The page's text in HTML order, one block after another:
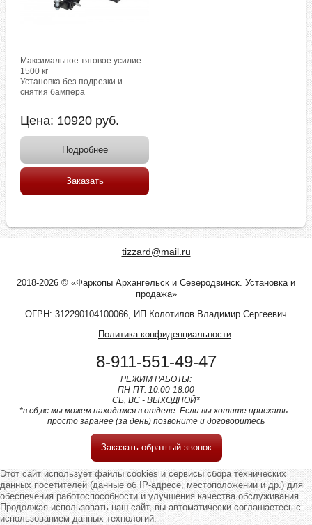
Максимальное тяговое усилие
1500 кг
Установка без подрезки и
снятия бампера
Цена: 10920 руб.
Подробнее
Заказать
tizzard@mail.ru
2018-2026 © «Фаркопы Архангельск и Северодвинск. Установка и
продажа»
ОГРН: 312290104100066, ИП Колотилов Владимир Сергеевич
Политика конфиденциальности
8-911-551-49-47
РЕЖИМ РАБОТЫ:
ПН-ПТ: 10.00-18.00
СБ, ВС - ВЫХОДНОЙ*
*в сб,вс мы можем находимся в отделе. Если вы хотите приехать -
просто заранее (за день) позвоните и договоритесь
Заказать обратный звонок
Этот сайт использует файлы cookies и сервисы сбора технических
данных посетителей (данные об IP-адресе, местоположении и др.) для
обеспечения работоспособности и улучшения качества обслуживания.
Продолжая использовать наш сайт, вы автоматически соглашаетесь с
использованием данных технологий.